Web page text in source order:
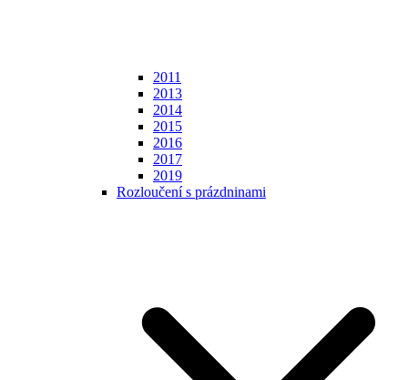
2011
2013
2014
2015
2016
2017
2019
Rozloučení s prázdninami